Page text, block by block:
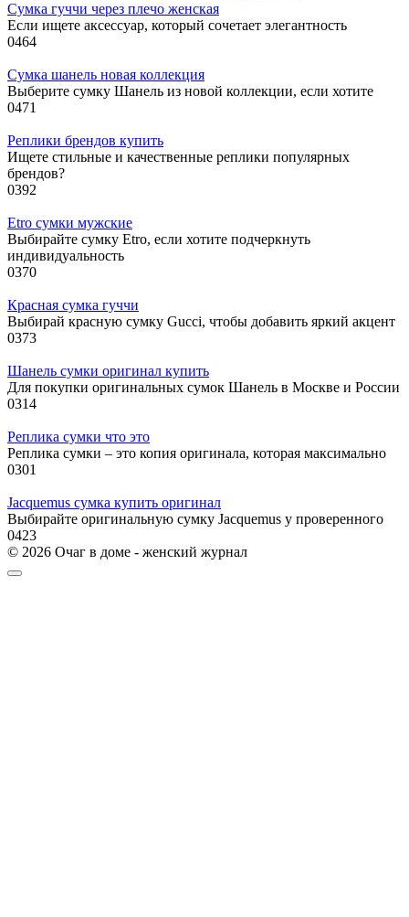
Сумка гуччи через плечо женская
Если ищете аксессуар, который сочетает элегантность
0464
Сумка шанель новая коллекция
Выберите сумку Шанель из новой коллекции, если хотите
0471
Реплики брендов купить
Ищете стильные и качественные реплики популярных
брендов?
0392
Etro сумки мужские
Выбирайте сумку Etro, если хотите подчеркнуть
индивидуальность
0370
Красная сумка гуччи
Выбирай красную сумку Gucci, чтобы добавить яркий акцент
0373
Шанель сумки оригинал купить
Для покупки оригинальных сумок Шанель в Москве и России
0314
Реплика сумки что это
Реплика сумки – это копия оригинала, которая максимально
0301
Jacquemus сумка купить оригинал
Выбирайте оригинальную сумку Jacquemus у проверенного
0423
© 2026 Очаг в доме - женский журнал